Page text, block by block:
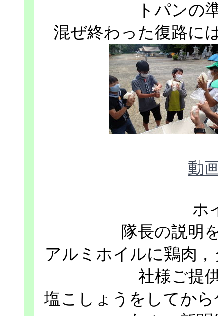
トパンの
混ぜ終わった復路に
動
ホ
隊長の説明
アルミホイルに鶏肉
社様ご提
塩こしょうをしてか